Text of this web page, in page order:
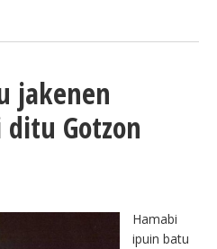
jakenen
Gotzon
Hamabi
ipuin batu